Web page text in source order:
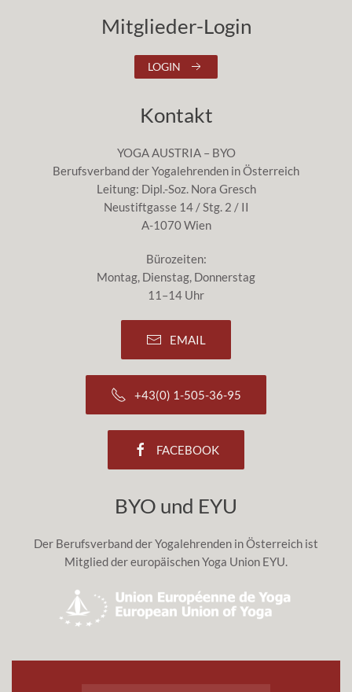
Mitglieder-Login
LOGIN
Kontakt
YOGA AUSTRIA – BYO
Berufsverband der Yogalehrenden in Österreich
Leitung: Dipl.-Soz. Nora Gresch
Neustiftgasse 14 / Stg. 2 / II
A-1070 Wien
Bürozeiten:
Montag, Dienstag, Donnerstag
11–14 Uhr
EMAIL
+43(0) 1-505-36-95
FACEBOOK
BYO und EYU
Der Berufsverband der Yogalehrenden in Österreich ist
Mitglied der europäischen Yoga Union EYU.